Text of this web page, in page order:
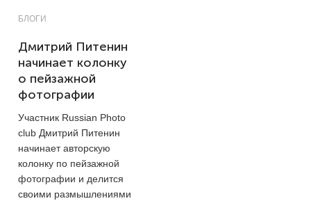
БЛОГИ
Дмитрий Питенин
начинает колонку
о пейзажной
фотографии
Участник Russian Photo
club Дмитрий Питенин
начинает авторскую
колонку по пейзажной
фотографии и делится
своими размышлениями